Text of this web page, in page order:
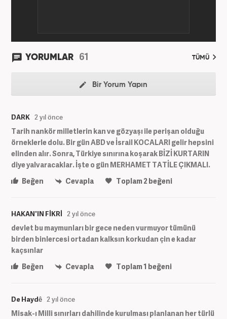
YORUMLAR 61 TÜMÜ
Bir Yorum Yapın
DARK 2 yıl önce
Tarih nankör milletlerin kan ve gözyaşı ile perişan olduğu
örneklerle dolu. Bir gün ABD ve İsrail KOCALARI gelir hepsini
elinden alır. Sonra, Türkiye sınırına koşarak BİZİ KURTARIN
diye yalvaracaklar. İşte o gün MERHAMET TATİLE ÇIKMALI.
Beğen
Cevapla Toplam2 beğeni
HAKAN'IN FİKRİ 2 yıl önce
devlet bu maymunları bir gece neden vurmuyor tümünü
birden binlercesi ortadan kalksın korkudan çin e kadar
kaçsınlar
Beğen
Cevapla Toplam1 beğeni
De Haydê 2 yıl önce
Misak-ı Milli sınırları dahilinde kurulması planlanan her türlü